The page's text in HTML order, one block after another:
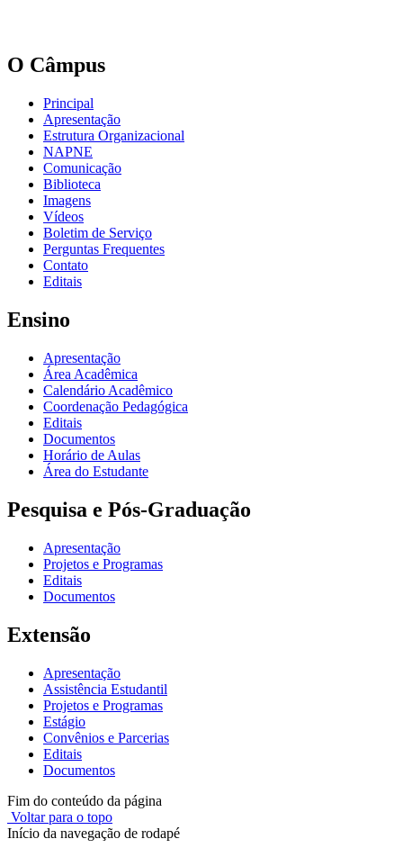
O Câmpus
Principal
Apresentação
Estrutura Organizacional
NAPNE
Comunicação
Biblioteca
Imagens
Vídeos
Boletim de Serviço
Perguntas Frequentes
Contato
Editais
Ensino
Apresentação
Área Acadêmica
Calendário Acadêmico
Coordenação Pedagógica
Editais
Documentos
Horário de Aulas
Área do Estudante
Pesquisa e Pós-Graduação
Apresentação
Projetos e Programas
Editais
Documentos
Extensão
Apresentação
Assistência Estudantil
Projetos e Programas
Estágio
Convênios e Parcerias
Editais
Documentos
Fim do conteúdo da página
Voltar para o topo
Início da navegação de rodapé